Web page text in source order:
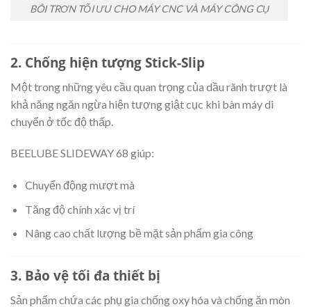
BÔI TRƠN TỐI ƯU CHO MÁY CNC VÀ MÁY CÔNG CỤ
2. Chống hiện tượng Stick-Slip
Một trong những yêu cầu quan trọng của dầu rãnh trượt là
khả năng ngăn ngừa hiện tượng giật cục khi bàn máy di
chuyển ở tốc độ thấp.
BEELUBE SLIDEWAY 68 giúp:
Chuyển động mượt mà
Tăng độ chính xác vị trí
Nâng cao chất lượng bề mặt sản phẩm gia công
3. Bảo vệ tối đa thiết bị
Sản phẩm chứa các phụ gia chống oxy hóa và chống ăn mòn